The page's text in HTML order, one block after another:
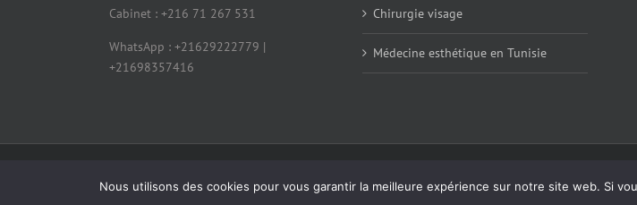
Cabinet : +216 71 267 531
WhatsApp : +21629222779 |
+21698357416
Chirurgie visage
Médecine esthétique en Tunisie
© Copyright 2026 - All Rights Reserved Mentions légales Digital Bath Agence
Nous utilisons des cookies pour vous garantir la meilleure expérience sur notre site web. Si